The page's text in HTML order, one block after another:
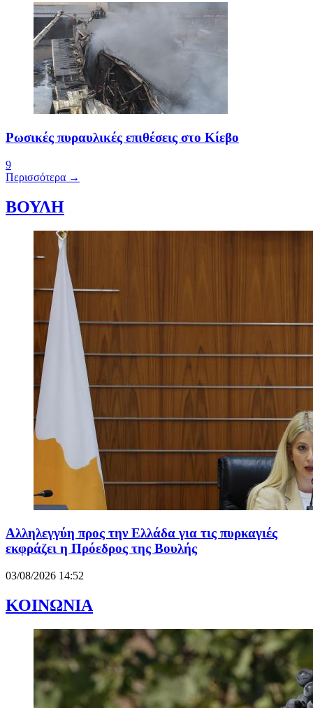
Ρωσικές πυραυλικές επιθέσεις στο Κίεβο
9
Περισσότερα →
ΒΟΥΛΗ
Αλληλεγγύη προς την Ελλάδα για τις πυρκαγιές
εκφράζει η Πρόεδρος της Βουλής
03/08/2026 14:52
ΚΟΙΝΩΝΙΑ